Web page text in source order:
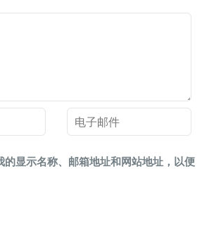
的显示名称、邮箱地址和网站地址，以便